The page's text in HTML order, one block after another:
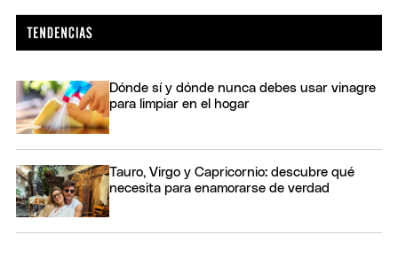
Dónde sí y dónde nunca debes usar vinagre
para limpiar en el hogar
Tauro, Virgo y Capricornio: descubre qué
necesita para enamorarse de verdad